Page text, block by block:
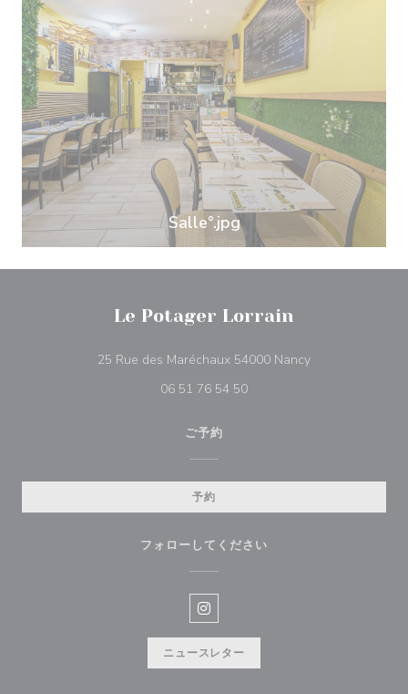
Salle°.jpg
Le Potager Lorrain
25 Rue des Maréchaux 54000 Nancy((新しいウィン
06 51 76 54 50
ご予約
予約
フォローしてください
Instagram ((新しいウィンドウ
ニュースレター